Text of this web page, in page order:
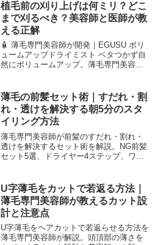
植毛前の刈り上げは何ミリ？どこ
まで刈るべき？美容師と医師が教
える正解
🧴 薄毛専門美容師が開発｜EGUSU ボリ
ュームアップドライミスト ベタつかず自
然にボリュームアップ。薄毛専門美容師
なのか悩んでいます」RELIVEにご来店さ
れるお客...
薄毛の前髪セット術｜すだれ・割
れ・透けを解決する朝5分のスタ
イリング方法
薄毛専門美容師が前髪のすだれ・割れ・
透けを解決するセット術を解説。NG前髪
セット5選、ドライヤー4ステップ、ワッ
U字薄毛をカットで若返る方法｜
薄毛専門美容師が教えるカット設
計と注意点
U字薄毛をヘアカットで若返らせる方法を
薄毛専門美容師が解説。頭頂部の薄さを